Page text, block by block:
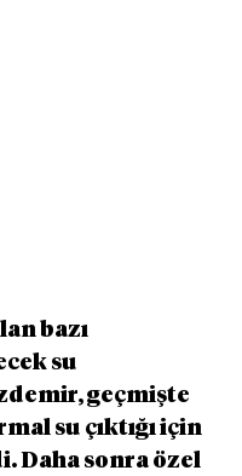
bazı
su
geçmişte
su çıktığı için
Daha sonra özel